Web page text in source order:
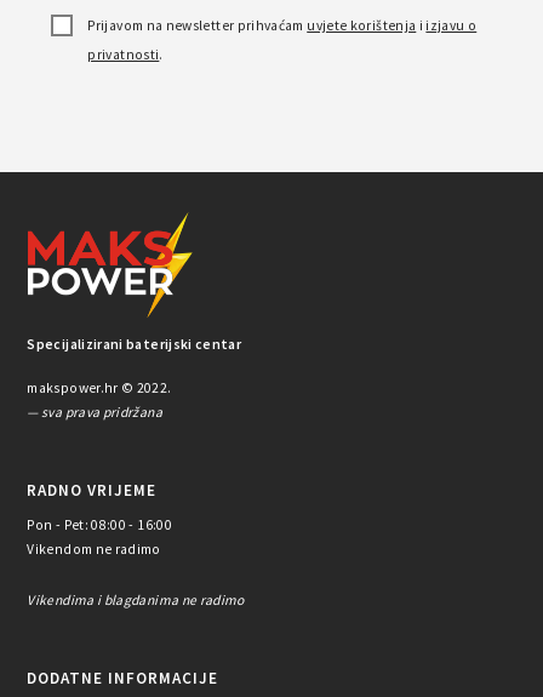
Prijavom na newsletter prihvaćam uvjete korištenja i izjavu o
privatnosti.
Specijalizirani baterijski centar
makspower.hr © 2022.
— sva prava pridržana
RADNO VRIJEME
Pon - Pet: 08:00 - 16:00
Vikendom ne radimo
Vikendima i blagdanima ne radimo
DODATNE INFORMACIJE